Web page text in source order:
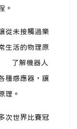
。
從未接觸過樂
生活的物理原
了解機器人
種感應器，讓
理。
次世界比賽冠